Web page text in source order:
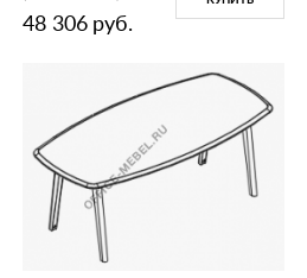
48 306 руб.